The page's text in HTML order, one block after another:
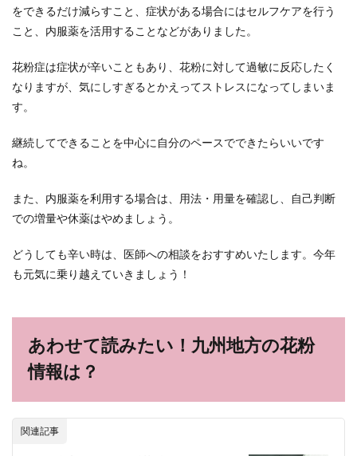
をできるだけ減らすこと、症状がある場合にはセルフケアを行う
こと、内服薬を活用することなどがありました。
花粉症は症状が辛いこともあり、花粉に対して過敏に反応したく
なりますが、気にしすぎるとかえってストレスになってしまいま
す。
継続してできることを中心に自分のペースでできたらいいです
ね。
また、内服薬を利用する場合は、用法・用量を確認し、自己判断
での増量や休薬はやめましょう。
どうしても辛い時は、医師への相談をおすすめいたします。今年
も元気に乗り越えていきましょう！
あわせて読みたい！九州地方の花粉
情報は？
関連記事